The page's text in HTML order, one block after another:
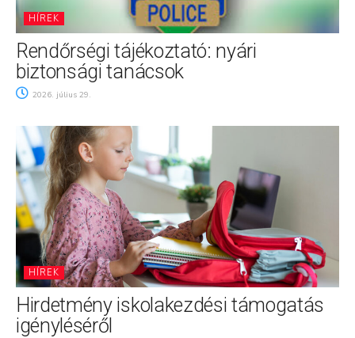
HÍREK
Rendőrségi tájékoztató: nyári
biztonsági tanácsok
2026. július 29.
HÍREK
Hirdetmény iskolakezdési támogatás
igényléséről